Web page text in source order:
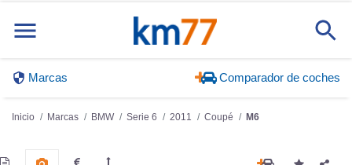
Marcas Comparador de coches
Inicio Marcas BMW Serie 6 2011 Coupé M6